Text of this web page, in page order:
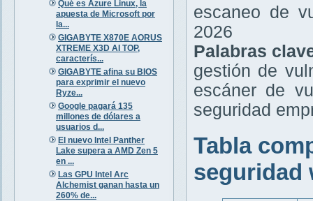
Qué es Azure Linux, la
apuesta de Microsoft por
la...
GIGABYTE X870E AORUS
XTREME X3D AI TOP,
caracterís...
GIGABYTE afina su BIOS
para exprimir el nuevo
Ryze...
Google pagará 135
millones de dólares a
usuarios d...
El nuevo Intel Panther
Lake supera a AMD Zen 5
en ...
Las GPU Intel Arc
Alchemist ganan hasta un
260% de...
escaneo de
2026
Palabras
gestión de
escáner de
seguridad
Tabla
seguridad